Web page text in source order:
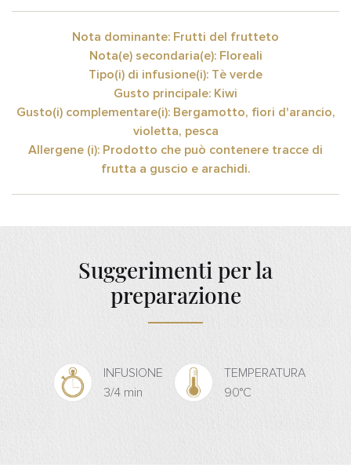
Nota dominante: Frutti del frutteto
Nota(e) secondaria(e): Floreali
Tipo(i) di infusione(i): Tè verde
Gusto principale: Kiwi
Gusto(i) complementare(i): Bergamotto, fiori d'arancio,
violetta, pesca
Allergene (i): Prodotto che può contenere tracce di
frutta a guscio e arachidi.
Suggerimenti per la
preparazione
INFUSIONE
3/4 min
TEMPERATURA
90°C